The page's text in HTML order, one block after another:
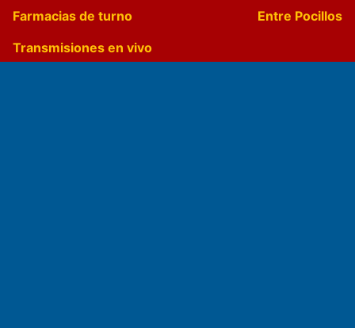
Farmacias de turno
Entre Pocillos
Transmisiones en vivo